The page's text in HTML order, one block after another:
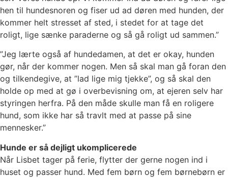
hen til hundesnoren og fiser ud ad døren med hunden, der
kommer helt stresset af sted, i stedet for at tage det
roligt, lige sænke paraderne og så gå roligt ud sammen.”
”Jeg lærte også af hundedamen, at det er okay, hunden
gør, når der kommer nogen. Men så skal man gå foran den
og tilkendegive, at ”lad lige mig tjekke”, og så skal den
holde op med at gø i overbevisning om, at ejeren selv har
styringen herfra. På den måde skulle man få en roligere
hund, som ikke har så travlt med at passe på sine
mennesker.”
Hunde er så dejligt ukomplicerede
Når Lisbet tager på ferie, flytter der gerne nogen ind i
huset og passer hund. Med fem børn og fem børnebørn er